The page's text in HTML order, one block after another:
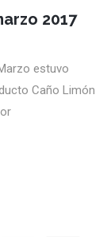
2017
estuvo
Caño Limón